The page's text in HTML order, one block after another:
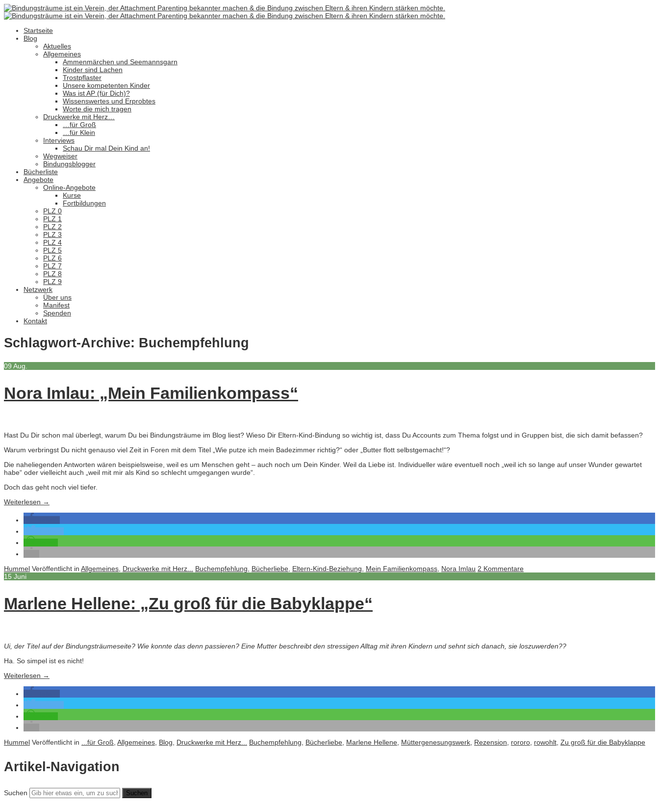
Startseite
Blog
Aktuelles
Allgemeines
Ammenmärchen und Seemannsgarn
Kinder sind Lachen
Trostpflaster
Unsere kompetenten Kinder
Was ist AP (für Dich)?
Wissenswertes und Erprobtes
Worte die mich tragen
Druckwerke mit Herz…
…für Groß
…für Klein
Interviews
Schau Dir mal Dein Kind an!
Wegweiser
Bindungsblogger
Bücherliste
Angebote
Online-Angebote
Kurse
Fortbildungen
PLZ 0
PLZ 1
PLZ 2
PLZ 3
PLZ 4
PLZ 5
PLZ 6
PLZ 7
PLZ 8
PLZ 9
Netzwerk
Über uns
Manifest
Spenden
Kontakt
Schlagwort-Archive: Buchempfehlung
09 Aug.
Nora Imlau: „Mein Familienkompass“
Hast Du Dir schon mal überlegt, warum Du bei Bindungsträume im Blog liest? Wieso Dir Eltern-Kind-Bindung so wichtig ist, dass Du Accounts zum Thema folgst und in Gruppen bist, die sich damit befassen?
Warum verbringst Du nicht genauso viel Zeit in Foren mit dem Titel „Wie putze ich mein Badezimmer richtig?“ oder „Butter flott selbstgemacht!“?
Die naheliegenden Antworten wären beispielsweise, weil es um Menschen geht – auch noch um Dein Kinder. Weil da Liebe ist. Individueller wäre eventuell noch „weil ich so lange auf unser Wunder gewartet
habe“ oder vielleicht auch „weil mit mir als Kind so schlecht umgegangen wurde“.
Doch das geht noch viel tiefer.
Weiterlesen →
Hummel Veröffentlicht in Allgemeines, Druckwerke mit Herz... Buchempfehlung, Bücherliebe, Eltern-Kind-Beziehung, Mein Familienkompass, Nora Imlau 2 Kommentare
15 Juni
Marlene Hellene: „Zu groß für die Babyklappe“
Ui, der Titel auf der Bindungsträumeseite? Wie konnte das denn passieren? Eine Mutter beschreibt den stressigen Alltag mit ihren Kindern und sehnt sich danach, sie loszuwerden??
Ha. So simpel ist es nicht!
Weiterlesen →
Hummel Veröffentlicht in ...für Groß Allgemeines Blog Druckwerke mit Herz... Buchempfehlung Bücherliebe Marlene Hellene Müttergenesungswerk Rezension rororo rowohlt Zu groß für die Babyklappe
Artikel-Navigation
Suchen